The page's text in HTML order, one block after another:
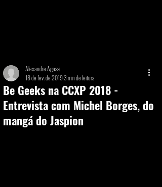
Be Geeks na CCXP 2018 -
Entrevista com Michel Borges, do
mangá do Jaspion
Alexandre Agassi
18 de fev. de 20193 min de leitura